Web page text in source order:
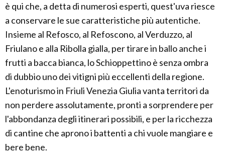
è qui che, a detta di numerosi esperti, quest'uva riesce
a conservare le sue caratteristiche più autentiche.
Insieme al Refosco, al Refoscono, al Verduzzo, al
Friulano e alla Ribolla gialla, per tirare in ballo anche i
frutti a bacca bianca, lo Schioppettino è senza ombra
di dubbio uno dei vitigni più eccellenti della regione.
L'enoturismo in Friuli Venezia Giulia vanta territori da
non perdere assolutamente, pronti a sorprendere per
l'abbondanza degli itinerari possibili, e per la ricchezza
di cantine che aprono i battenti a chi vuole mangiare e
bere bene.